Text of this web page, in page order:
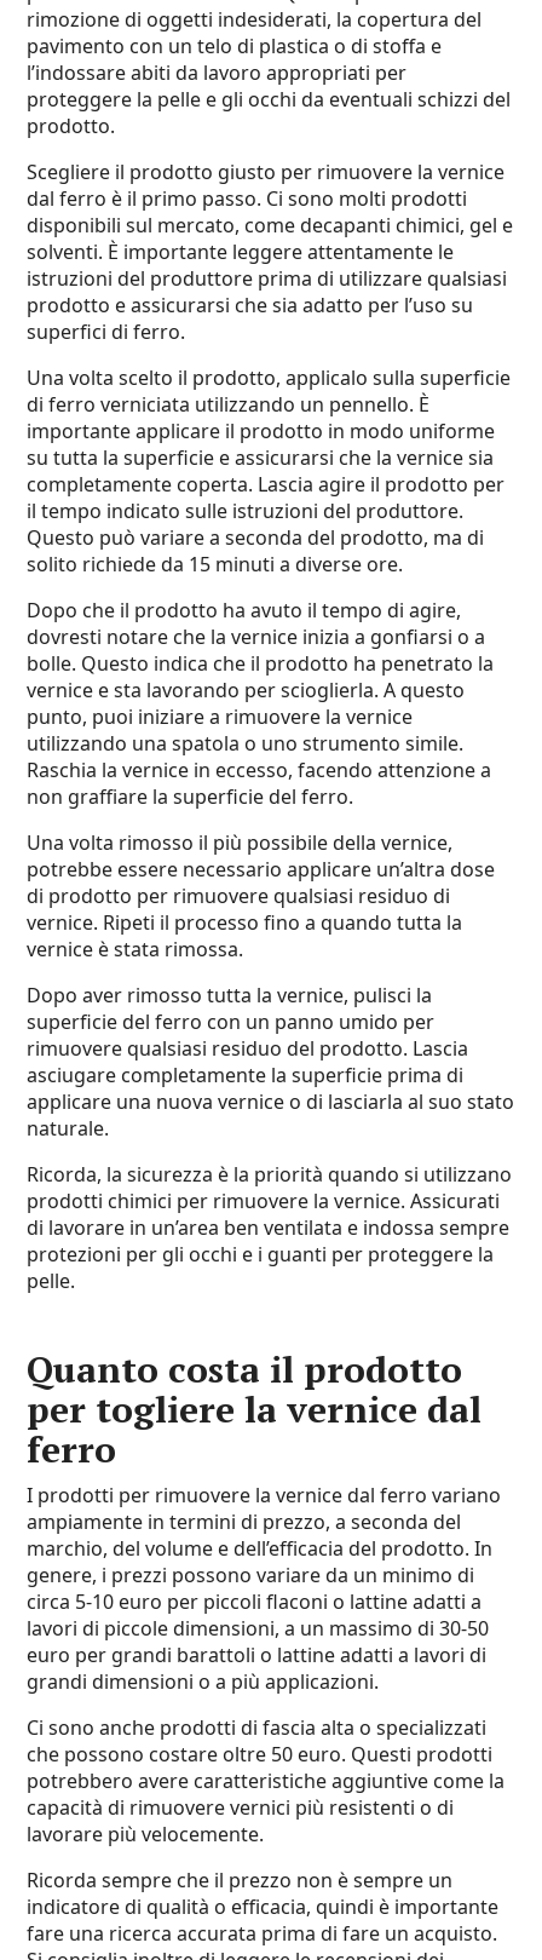
rimozione di oggetti indesiderati, la copertura del
pavimento con un telo di plastica o di stoffa e
l’indossare abiti da lavoro appropriati per
proteggere la pelle e gli occhi da eventuali schizzi del
prodotto.
Scegliere il prodotto giusto per rimuovere la vernice
dal ferro è il primo passo. Ci sono molti prodotti
disponibili sul mercato, come decapanti chimici, gel e
solventi. È importante leggere attentamente le
istruzioni del produttore prima di utilizzare qualsiasi
prodotto e assicurarsi che sia adatto per l’uso su
superfici di ferro.
Una volta scelto il prodotto, applicalo sulla superficie
di ferro verniciata utilizzando un pennello. È
importante applicare il prodotto in modo uniforme
su tutta la superficie e assicurarsi che la vernice sia
completamente coperta. Lascia agire il prodotto per
il tempo indicato sulle istruzioni del produttore.
Questo può variare a seconda del prodotto, ma di
solito richiede da 15 minuti a diverse ore.
Dopo che il prodotto ha avuto il tempo di agire,
dovresti notare che la vernice inizia a gonfiarsi o a
bolle. Questo indica che il prodotto ha penetrato la
vernice e sta lavorando per scioglierla. A questo
punto, puoi iniziare a rimuovere la vernice
utilizzando una spatola o uno strumento simile.
Raschia la vernice in eccesso, facendo attenzione a
non graffiare la superficie del ferro.
Una volta rimosso il più possibile della vernice,
potrebbe essere necessario applicare un’altra dose
di prodotto per rimuovere qualsiasi residuo di
vernice. Ripeti il processo fino a quando tutta la
vernice è stata rimossa.
Dopo aver rimosso tutta la vernice, pulisci la
superficie del ferro con un panno umido per
rimuovere qualsiasi residuo del prodotto. Lascia
asciugare completamente la superficie prima di
applicare una nuova vernice o di lasciarla al suo stato
naturale.
Ricorda, la sicurezza è la priorità quando si utilizzano
prodotti chimici per rimuovere la vernice. Assicurati
di lavorare in un’area ben ventilata e indossa sempre
protezioni per gli occhi e i guanti per proteggere la
pelle.
Quanto costa il prodotto
per togliere la vernice dal
ferro
I prodotti per rimuovere la vernice dal ferro variano
ampiamente in termini di prezzo, a seconda del
marchio, del volume e dell’efficacia del prodotto. In
genere, i prezzi possono variare da un minimo di
circa 5-10 euro per piccoli flaconi o lattine adatti a
lavori di piccole dimensioni, a un massimo di 30-50
euro per grandi barattoli o lattine adatti a lavori di
grandi dimensioni o a più applicazioni.
Ci sono anche prodotti di fascia alta o specializzati
che possono costare oltre 50 euro. Questi prodotti
potrebbero avere caratteristiche aggiuntive come la
capacità di rimuovere vernici più resistenti o di
lavorare più velocemente.
Ricorda sempre che il prezzo non è sempre un
indicatore di qualità o efficacia, quindi è importante
fare una ricerca accurata prima di fare un acquisto.